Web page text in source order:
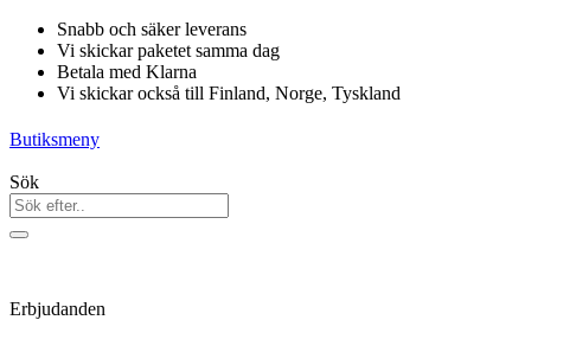
Hoppa
innehåll
Snabb och säker leverans
Vi skickar paketet samma dag
Betala med Klarna
Vi skickar också till Finland, Norge, Tyskland
Butiksmeny
Sök
Erbjudanden